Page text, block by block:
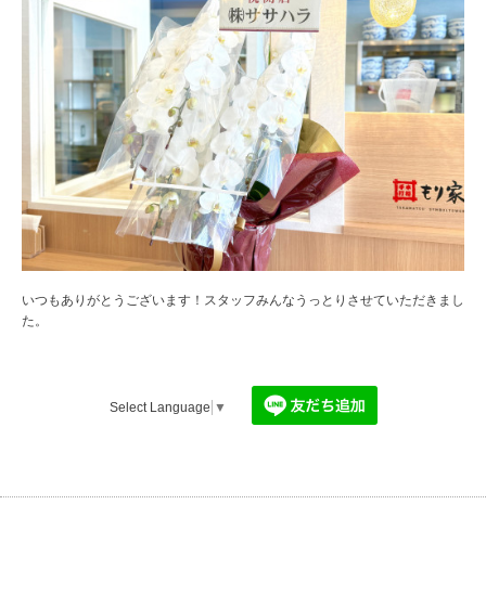
いつもありがとうございます！スタッフみんなうっとりさせていただきまし
た。
Select Language ▼